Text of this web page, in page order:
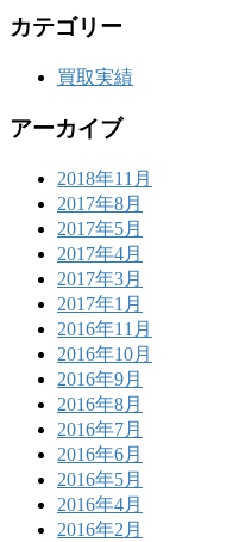
カテゴリー
買取実績
アーカイブ
2018年11月
2017年8月
2017年5月
2017年4月
2017年3月
2017年1月
2016年11月
2016年10月
2016年9月
2016年8月
2016年7月
2016年6月
2016年5月
2016年4月
2016年2月